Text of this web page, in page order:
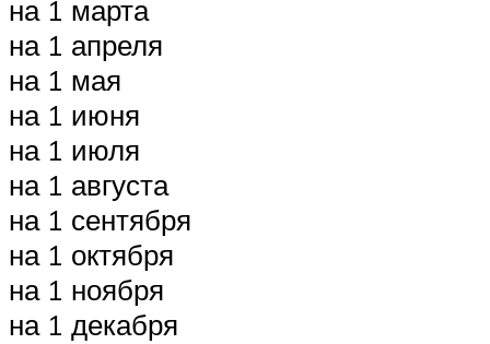
на 1 марта
на 1 апреля
на 1 мая
на 1 июня
на 1 июля
на 1 августа
на 1 сентября
на 1 октября
на 1 ноября
на 1 декабря